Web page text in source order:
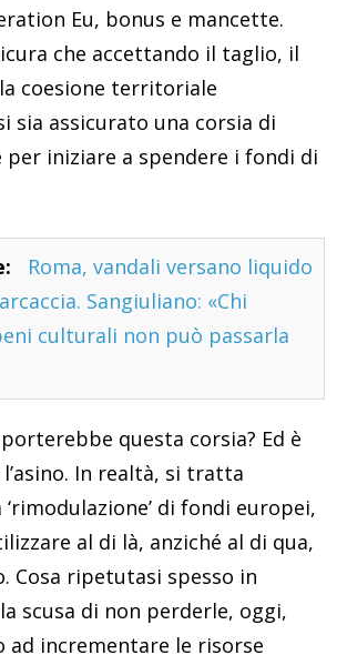
Eu, bonus e mancette.
che accettando il taglio, il
coesione territoriale
sia assicurato una corsia di
per iniziare a spendere i fondi di
Roma, vandali versano liquido
Sangiuliano: «Chi
culturali non può passarla
questa corsia? Ed è
l’asino. In realtà, si tratta
‘rimodulazione’ di fondi europei,
al di là, anziché al di qua,
Cosa ripetutasi spesso in
scusa di non perderle, oggi,
ad incrementare le risorse